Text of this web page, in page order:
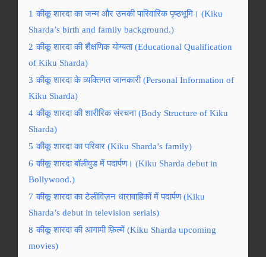
1 कीकू शारदा का जन्म और उनकी पारिवारिक पृष्ठभूमि। (Kiku
Sharda’s birth and family background.)
2 कीकू शारदा की शैक्षणिक योग्यता (Educational Qualification
of Kiku Sharda)
3 कीकू शारदा के व्यक्तिगत जानकारी (Personal Information of
Kiku Sharda)
4 कीकू शारदा की शारीरिक संरचना (Body Structure of Kiku
Sharda)
5 कीकू शारदा का परिवार (Kiku Sharda’s family)
6 कीकू शारदा बॉलीवुड में पदार्पण। (Kiku Sharda debut in
Bollywood.)
7 कीकू शारदा का टेलीविज़न धारावाहिकों में पदार्पण (Kiku
Sharda’s debut in television serials)
8 कीकू शारदा की आगामी फ़िल्में (Kiku Sharda upcoming
movies)